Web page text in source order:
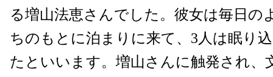
る増山法恵さんでした。彼女は毎日の
ちのもとに泊まりに来て、3人は眠り
たといいます。増山さんに触発され、